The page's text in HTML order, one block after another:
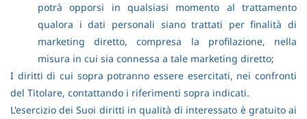
potrà opporsi in qualsiasi momento al trattamento
qualora i dati personali siano trattati per finalità di
marketing diretto, compresa la profilazione, nella
misura in cui sia connessa a tale marketing diretto;
I diritti di cui sopra potranno essere esercitati, nei confronti
del Titolare, contattando i riferimenti sopra indicati.
L'esercizio dei Suoi diritti in qualità di interessato è gratuito ai